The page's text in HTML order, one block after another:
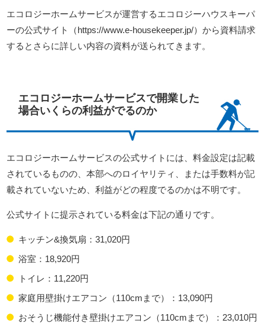
エコロジーホームサービスが運営するエコロジーハウスキーパ
ーの公式サイト（https://www.e-housekeeper.jp/）から資料請求
するとさらに詳しい内容の資料が送られてきます。
エコロジーホームサービスで開業した
場合いくらの利益がでるのか
エコロジーホームサービスの公式サイトには、料金設定は記載
されているものの、本部へのロイヤリティ、または手数料が記
載されていないため、利益がどの程度でるのかは不明です。
公式サイトに提示されている料金は下記の通りです。
キッチン&換気扇：31,020円
浴室：18,920円
トイレ：11,220円
家庭用壁掛けエアコン（110cmまで）：13,090円
おそうじ機能付き壁掛けエアコン（110cmまで）：23,010円